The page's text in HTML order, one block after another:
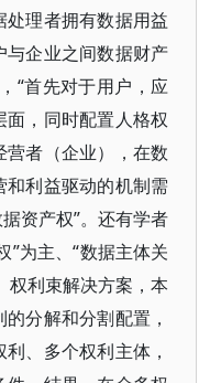
理者拥有数据用益
企业之间数据财产
“首先对于用户，应
，同时配置人格权
者（企业），在数
利益驱动的机制需
资产权”。还有学者
”为主、“数据主体关
权利束解决方案，本
分解和分割配置，
、多个权利主体，